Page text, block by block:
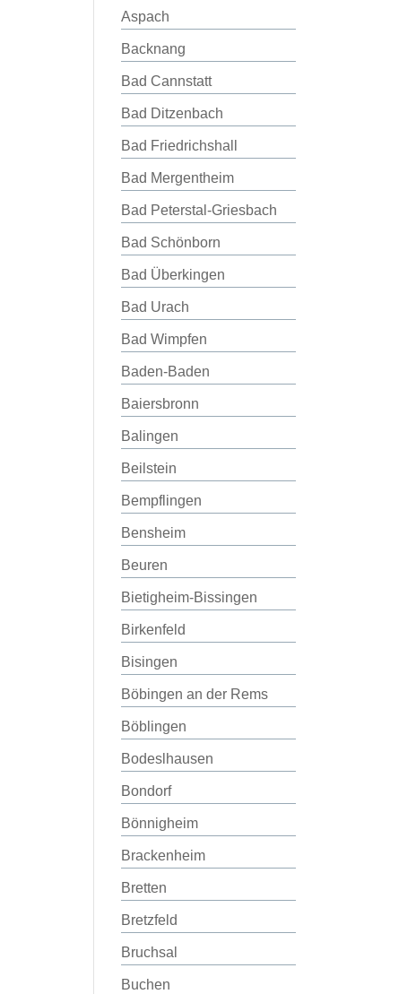
Aspach
Backnang
Bad Cannstatt
Bad Ditzenbach
Bad Friedrichshall
Bad Mergentheim
Bad Peterstal-Griesbach
Bad Schönborn
Bad Überkingen
Bad Urach
Bad Wimpfen
Baden-Baden
Baiersbronn
Balingen
Beilstein
Bempflingen
Bensheim
Beuren
Bietigheim-Bissingen
Birkenfeld
Bisingen
Böbingen an der Rems
Böblingen
Bodeslhausen
Bondorf
Bönnigheim
Brackenheim
Bretten
Bretzfeld
Bruchsal
Buchen